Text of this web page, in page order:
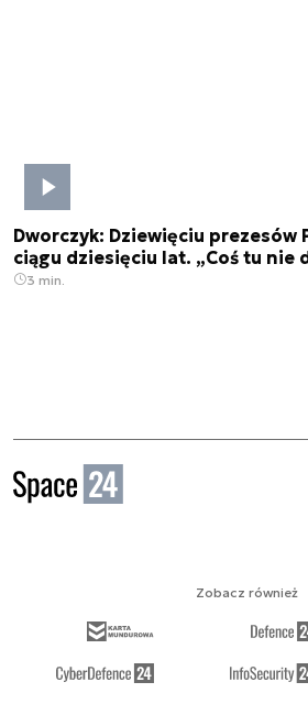
Dworczyk: Dziewięciu prezesów
ciągu dziesięciu lat. „Coś tu nie
3 min.
Zobacz również